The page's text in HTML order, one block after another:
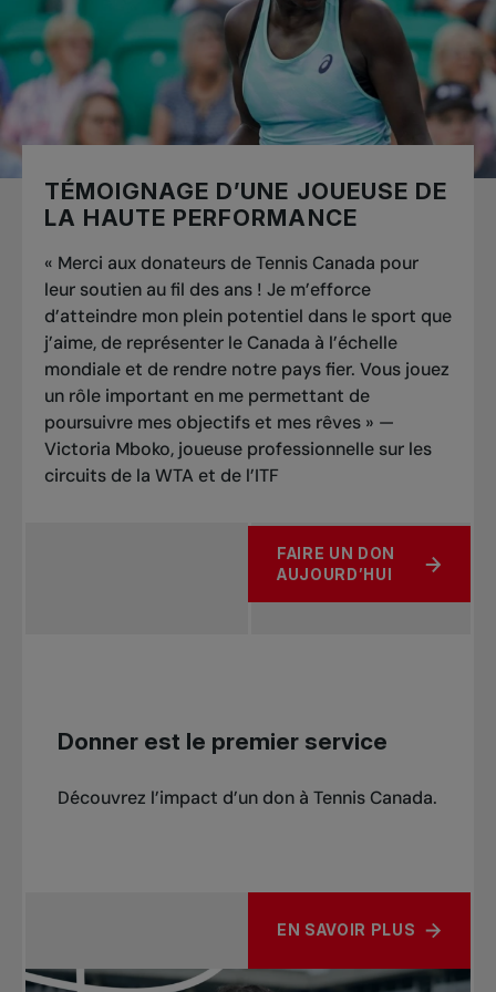
Lorsque vous soutenez Tennis Canada, vous
contribuez à offrir des camps de tennis gratuits
aux jeunes des collectivités mal desservies, en
veillant à ce que tous les participants aient
l’occasion d’apprendre les rudiments du tennis
TÉMOIGNAGE D’UNE JOUEUSE DE
LA HAUTE PERFORMANCE
« Merci aux donateurs de Tennis Canada pour
leur soutien au fil des ans ! Je m’efforce
d’atteindre mon plein potentiel dans le sport que
j’aime, de représenter le Canada à l’échelle
mondiale et de rendre notre pays fier. Vous jouez
un rôle important en me permettant de
poursuivre mes objectifs et mes rêves » —
Victoria Mboko, joueuse professionnelle sur les
circuits de la WTA et de l’ITF
FAIRE UN DON
AUJOURD’HUI
À PROPOS DE
Donner est le premier service
Découvrez l’impact d’un don à Tennis Canada.
EN SAVOIR PLUS